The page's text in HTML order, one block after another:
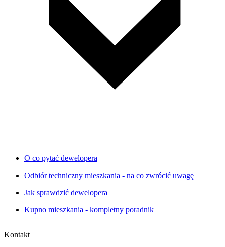
O co pytać dewelopera
Odbiór techniczny mieszkania - na co zwrócić uwagę
Jak sprawdzić dewelopera
Kupno mieszkania - kompletny poradnik
Kontakt